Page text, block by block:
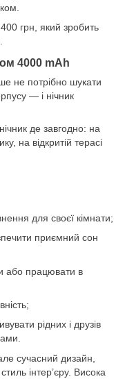
грн, який зробить
4000 mAh
не потрібно шукати
— і нічник
де завгодно: на
на відкритій терасі
для своєї кімнати;
приємний сон
або працювати в
рідних і друзів
сучасний дизайн,
інтер’єру. Висока